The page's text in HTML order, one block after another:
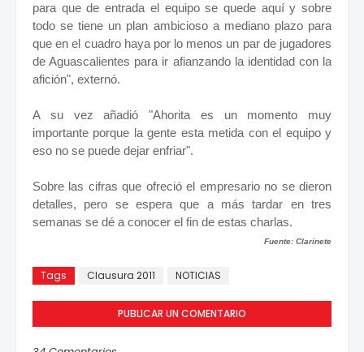
para que de entrada el equipo se quede aquí y sobre
todo se tiene un plan ambicioso a mediano plazo para
que en el cuadro haya por lo menos un par de jugadores
de Aguascalientes para ir afianzando la identidad con la
afición", externó.
A su vez añadió "Ahorita es un momento muy
importante porque la gente esta metida con el equipo y
eso no se puede dejar enfriar".
Sobre las cifras que ofreció el empresario no se dieron
detalles, pero se espera que a más tardar en tres
semanas se dé a conocer el fin de estas charlas.
Fuente: Clarinete
Tags Clausura 2011 NOTICIAS
PUBLICAR UN COMENTARIO